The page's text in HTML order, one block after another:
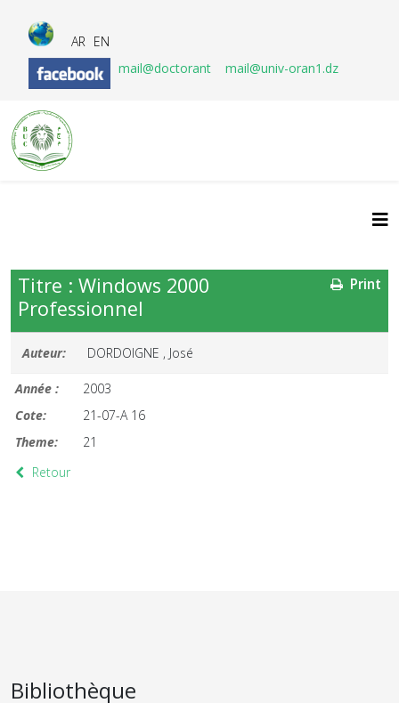
AR EN
mail@doctorant
mail@univ-oran1.dz
Print
Titre : Windows 2000
Professionnel
Auteur: DORDOIGNE , José
Année :
2003
Cote:
21-07-A 16
Theme:
21
Retour
Bibliothèque